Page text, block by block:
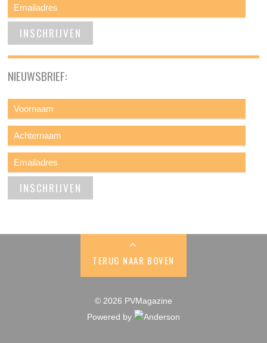
NIEUWSBRIEF:
TERUG NAAR BOVEN
© 2026 PVMagazine
Powered by